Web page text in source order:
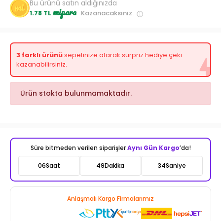
Bu ürünü satın aldığınızda
1.78 TL mipara Kazanacaksınız.
3 farklı ürünüsepetinize atarak sürpriz hediye çeki
kazanabilirsiniz.
Ürün stokta bulunmamaktadır.
Süre bitmeden verilen siparişlerAynı Gün Kargo’da!
06Saat 49Dakika 32Saniye
Anlaşmalı Kargo Firmalarımız